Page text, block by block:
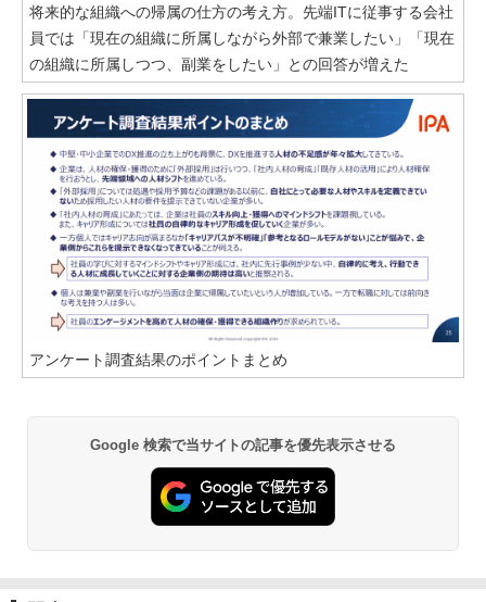
将来的な組織への帰属の仕方の考え方。先端ITに従事する会社
員では「現在の組織に所属しながら外部で兼業したい」「現在
の組織に所属しつつ、副業をしたい」との回答が増えた
アンケート調査結果のポイントまとめ
Google 検索で当サイトの記事を優先表示させる